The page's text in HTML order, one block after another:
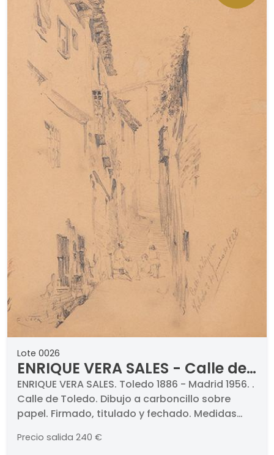
Lote 0026
ENRIQUE VERA SALES - Calle de
Toledo
ENRIQUE VERA SALES. Toledo 1886 - Madrid 1956. .
Calle de Toledo. Dibujo a carboncillo sobre
papel. Firmado, titulado y fechado. Medidas
Precio salida 240 €